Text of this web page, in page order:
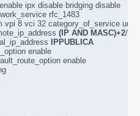
ipx disable bridging disable
rfc_1483
vpi 8 vci 32 category_of_service
(IP AND MASC)+2/
IPPUBLICA
enable
enable